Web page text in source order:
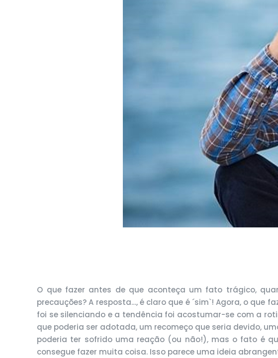
O que fazer antes de que aconteça um fato trágico,
precauções? A resposta…, é claro que é ´sim`! Agora, o
foi se silenciando e a tendência foi acostumar-se com a
que poderia ser adotada, um recomeço que seria devido,
poderia ter sofrido uma reação (ou não!), mas o fato é
consegue fazer muita coisa. Isso parece uma ideia